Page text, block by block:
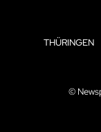
THÜRINGEN
©